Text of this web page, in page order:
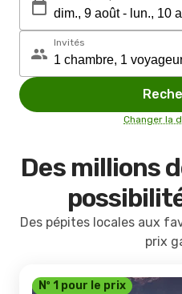
Invités
Changer la
Des millions
Des pépites locales aux
prix
Nº 1 pour le prix